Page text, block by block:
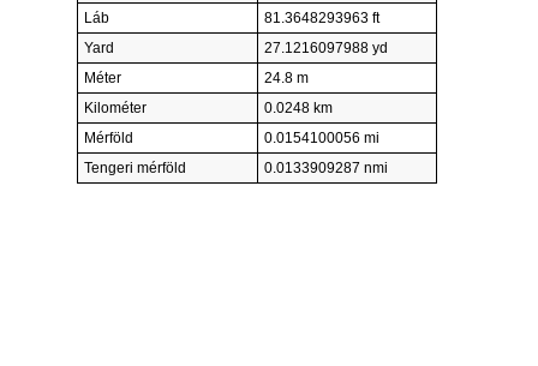
Láb
81.3648293963 ft
Yard
27.1216097988 yd
Méter
24.8 m
Kilométer
0.0248 km
Mérföld
0.0154100056 mi
Tengeri mérföld
0.0133909287 nmi